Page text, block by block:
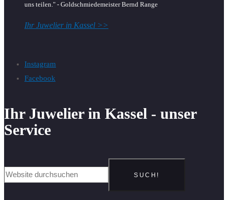
uns teilen." - Goldschmiedemeister Bernd Range
Ihr Juwelier in Kassel >>
Instagram
Facebook
Ihr Juwelier in Kassel - unser
Service
SUCH!